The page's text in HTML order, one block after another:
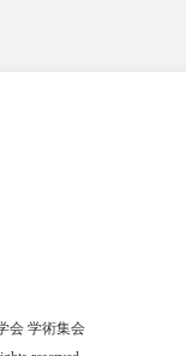
会 学術集会